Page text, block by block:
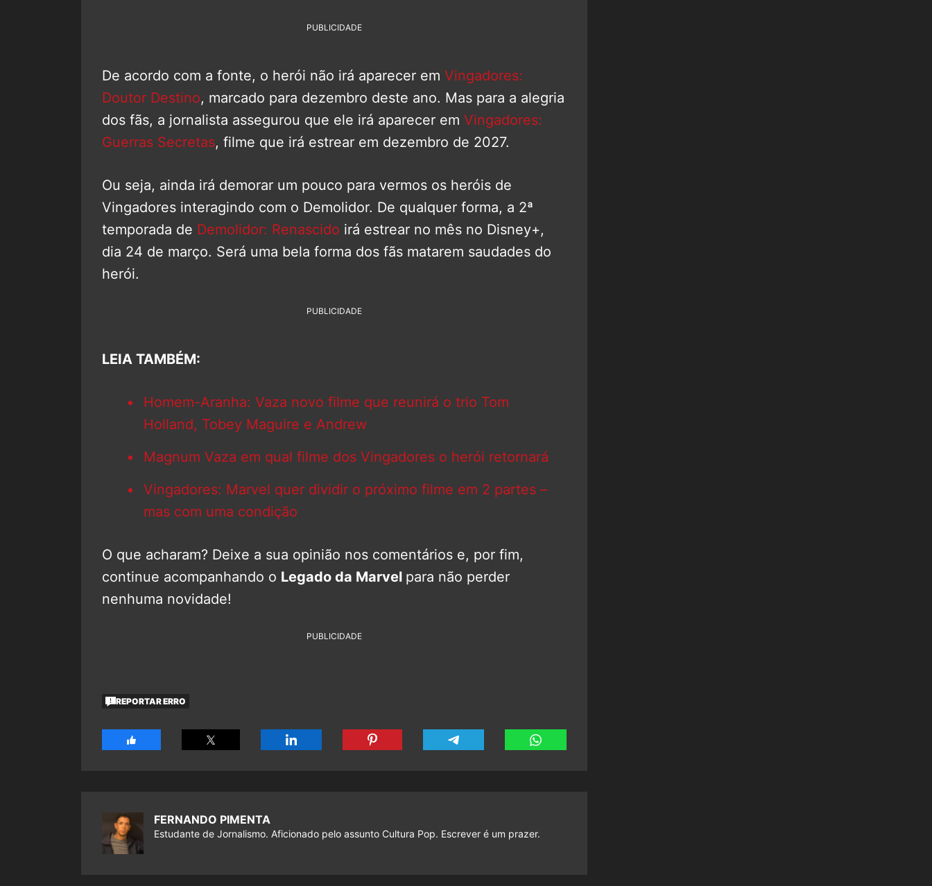
PUBLICIDADE
De acordo com a fonte, o herói não irá aparecer em Vingadores:
Doutor Destino, marcado para dezembro deste ano. Mas para a alegria
dos fãs, a jornalista assegurou que ele irá aparecer em Vingadores:
Guerras Secretas, filme que irá estrear em dezembro de 2027.
Ou seja, ainda irá demorar um pouco para vermos os heróis de
Vingadores interagindo com o Demolidor. De qualquer forma, a 2ª
temporada de Demolidor: Renascido irá estrear no mês no Disney+,
dia 24 de março. Será uma bela forma dos fãs matarem saudades do
herói.
PUBLICIDADE
LEIA TAMBÉM:
Homem-Aranha: Vaza novo filme que reunirá o trio Tom
Holland, Tobey Maguire e Andrew
Magnum Vaza em qual filme dos Vingadores o herói retornará
Vingadores: Marvel quer dividir o próximo filme em 2 partes –
mas com uma condição
O que acharam? Deixe a sua opinião nos comentários e, por fim,
continue acompanhando o Legado da Marvel para não perder
nenhuma novidade!
PUBLICIDADE
REPORTAR ERRO
FERNANDO PIMENTA
Estudante de Jornalismo. Aficionado pelo assunto Cultura Pop. Escrever é um prazer.